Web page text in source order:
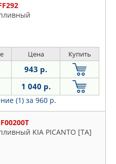
Цена Купить
943 р.
1 040 р.
(1) за 960 р.
KIA PICANTO [TA]